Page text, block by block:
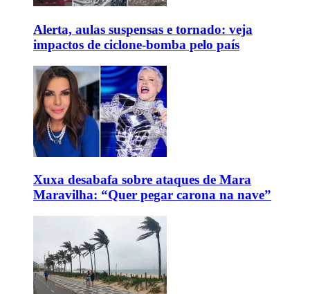
Alerta, aulas suspensas e tornado: veja
impactos de ciclone-bomba pelo país
Xuxa desabafa sobre ataques de Mara
Maravilha: “Quer pegar carona na nave”